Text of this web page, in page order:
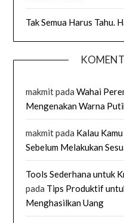
Tak Semua Harus Tahu.
makmitpadaWahai
Mengenakan Warna
makmitpada Kalau
Sebelum Melakukan
Tools Sederhana untuk
pada Tips Produktif
Menghasilkan Uang